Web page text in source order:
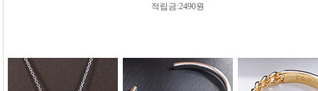
적립금:2490원